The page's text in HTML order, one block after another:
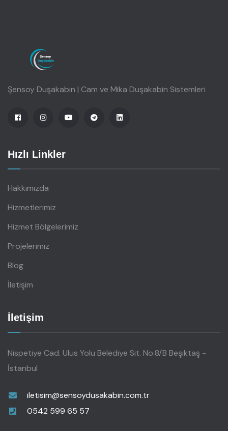
Şensoy Duşakabin | Cam ve Mika Duşakabin Sistemleri
Hızlı Linkler
Hakkımızda
Hizmetlerimiz
Hizmet Bölgelerimiz
Projelerimiz
Blog
İletişim
İletişim
Nispetiye Cad. Ulus Yolu Belediye Sit. No:8/B Beşiktaş -
İstanbul
iletisim@sensoydusakabin.com.tr
0542 599 65 57